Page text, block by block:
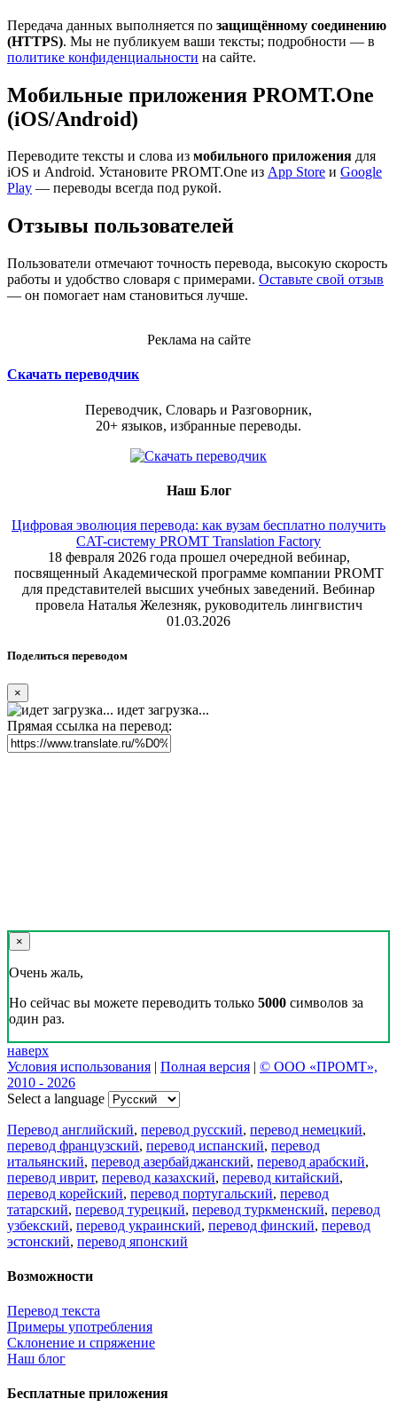
Передача данных выполняется по защищённому соединению
(HTTPS). Мы не публикуем ваши тексты; подробности — в
политике конфиденциальности на сайте.
Мобильные приложения PROMT.One
(iOS/Android)
Переводите тексты и слова из мобильного приложения для
iOS и Android. Установите PROMT.One из App Store и Google
Play — переводы всегда под рукой.
Отзывы пользователей
Пользователи отмечают точность перевода, высокую скорость
работы и удобство словаря с примерами. Оставьте свой отзыв
— он помогает нам становиться лучше.
Реклама на сайте
Скачать переводчик
Переводчик, Словарь и Разговорник,
20+ языков, избранные переводы.
Наш Блог
Цифровая эволюция перевода: как вузам бесплатно получить
CAT-систему PROMT Translation Factory
18 февраля 2026 года прошел очередной вебинар,
посвященный Академической программе компании PROMT
для представителей высших учебных заведений. Вебинар
провела Наталья Железняк, руководитель лингвистич
01.03.2026
Поделиться переводом
×
идет загрузка...
Прямая ссылка на перевод:
×
Очень жаль,
Но сейчас вы можете переводить только 5000 символов за
один раз.
наверх
Условия использования | Полная версия | © ООО «ПРОМТ»,
2010 - 2026
Select a language
Перевод английский, перевод русский, перевод немецкий,
перевод французский, перевод испанский, перевод
итальянский, перевод азербайджанский, перевод арабский,
перевод иврит, перевод казахский, перевод китайский,
перевод корейский, перевод португальский, перевод
татарский, перевод турецкий, перевод туркменский, перевод
узбекский, перевод украинский, перевод финский, перевод
эстонский, перевод японский
Возможности
Перевод текста
Примеры употребления
Склонение и спряжение
Наш блог
Бесплатные приложения